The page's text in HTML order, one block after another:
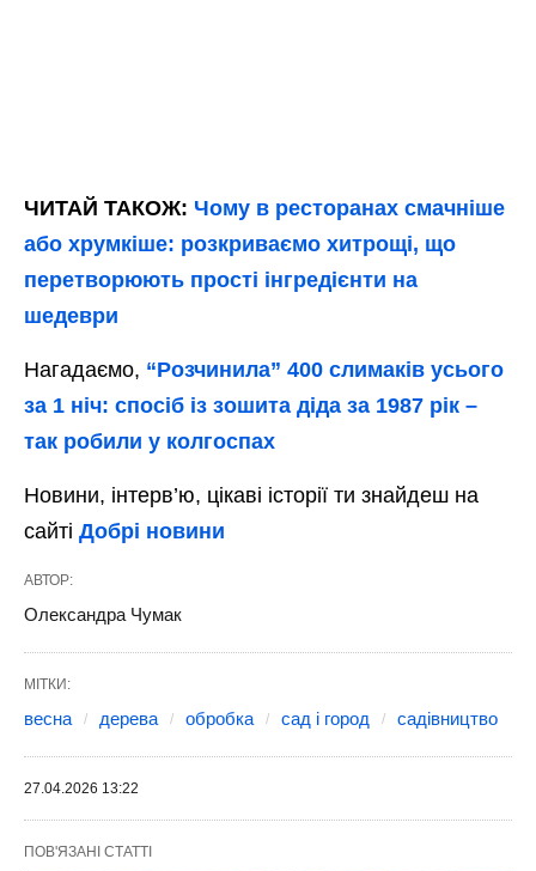
ЧИТАЙ ТАКОЖ: Чому в ресторанах смачніше
або хрумкіше: розкриваємо хитрощі, що
перетворюють прості інгредієнти на
шедеври
Нагадаємо, “Розчинила” 400 слимаків усього
за 1 ніч: спосіб із зошита діда за 1987 рік –
так робили у колгоспах
Новини, інтерв’ю, цікаві історії ти знайдеш на
сайті Добрі новини
АВТОР:
Олександра Чумак
МІТКИ:
весна дерева обробка сад і город садівництво
27.04.2026 13:22
ПОВ'ЯЗАНІ СТАТТІ